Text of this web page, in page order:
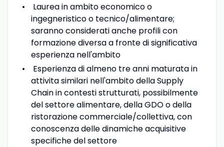
Laurea in ambito economico o
ingegneristico o tecnico/alimentare;
saranno considerati anche profili con
formazione diversa a fronte di significativa
esperienza nell'ambito
Esperienza di almeno tre anni maturata in
attivita similari nell'ambito della Supply
Chain in contesti strutturati, possibilmente
del settore alimentare, della GDO o della
ristorazione commerciale/collettiva, con
conoscenza delle dinamiche acquisitive
specifiche del settore